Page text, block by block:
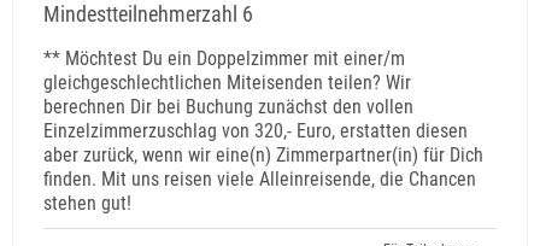
Mindestteilnehmerzahl 6
** Möchtest Du ein Doppelzimmer mit einer/m
gleichgeschlechtlichen Miteisenden teilen? Wir
berechnen Dir bei Buchung zunächst den vollen
Einzelzimmerzuschlag von 320,- Euro, erstatten diesen
aber zurück, wenn wir eine(n) Zimmerpartner(in) für Dich
finden. Mit uns reisen viele Alleinreisende, die Chancen
stehen gut!